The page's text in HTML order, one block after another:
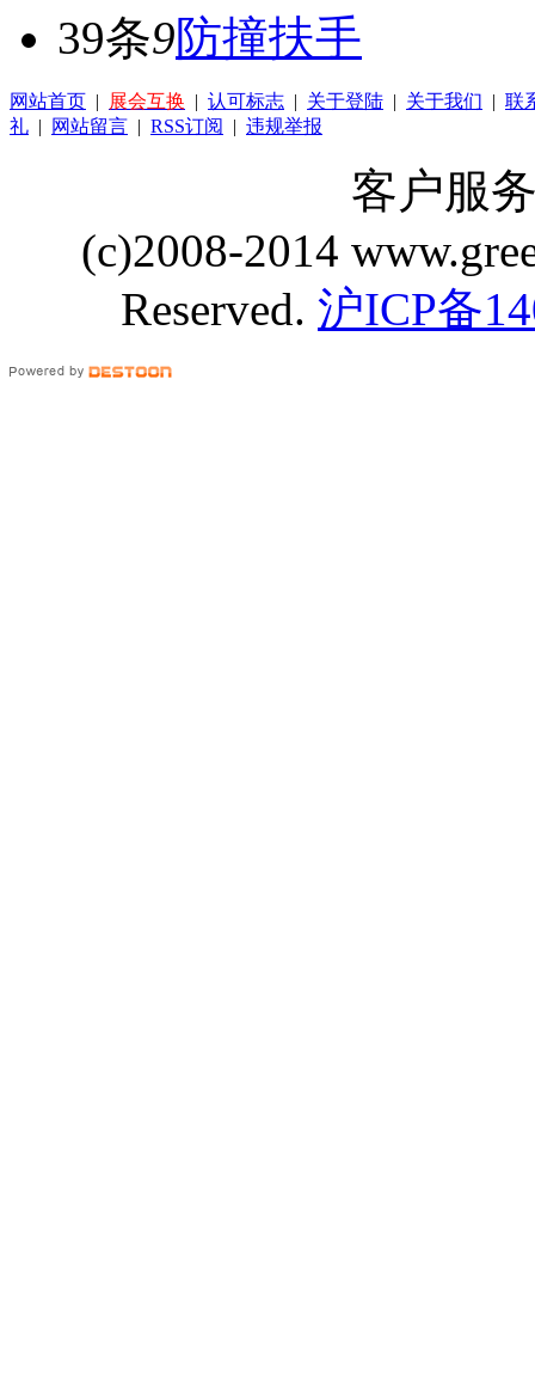
39条9防撞扶手
网站首页 | 展会互换 | 认可标志 | 关于登陆 | 关于我们 | 联
礼 | 网站留言 | RSS订阅 | 违规举报
客户服
(c)2008-2014
Reserved. 沪ICP备